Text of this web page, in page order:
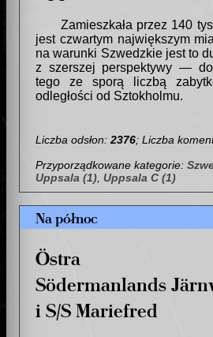
Zamieszkała przez 140
jest czwartym największym
na warunki Szwedzkie jest to
z szerszej perspektywy —
tego ze sporą liczbą
odległości od Sztokholmu.
Liczba odsłon: 2376; Liczba
Przyporządkowane kategorie:
Uppsala (1) Uppsala C (1)
Na północ
Östra
Södermanlands
i S/S Mariefred